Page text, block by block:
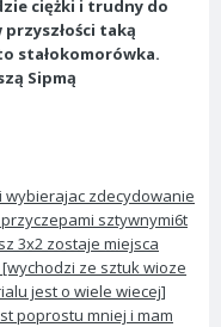
ciężki i trudny do
taką
stałokomorówka.
Sipmą
wybierajac zdecydowanie
sztywnymi6t
3x2 zostaje miejsca
ze sztuk wioze
jest o wiele wiecej]
poprostu mniej i mam